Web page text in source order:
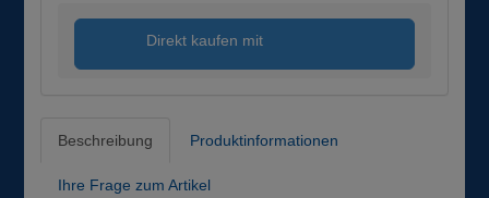
Direkt kaufen mit
Beschreibung Produktinformationen
Ihre Frage zum Artikel